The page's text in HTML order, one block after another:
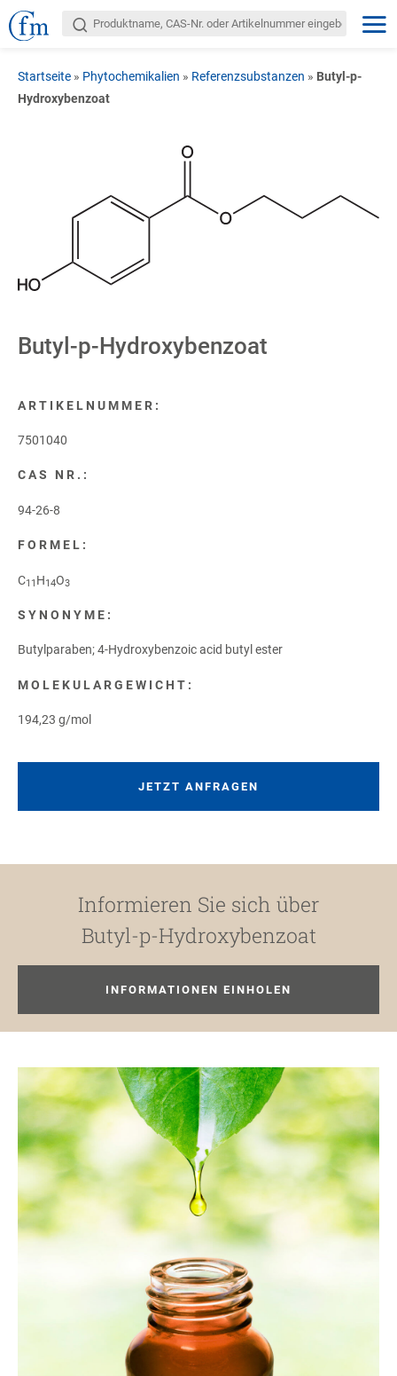
Startseite » Phytochemikalien » Referenzsubstanzen » Butyl-p-
Hydroxybenzoat
Butyl-p-Hydroxybenzoat
ARTIKELNUMMER:
7501040
CAS NR.:
94-26-8
FORMEL:
C11 H14O3
SYNONYME:
Butylparaben; 4-Hydroxybenzoic acid butyl ester
MOLEKULARGEWICHT:
194,23 g/mol
JETZT ANFRAGEN
Informieren Sie sich über
Butyl-p-Hydroxybenzoat
INFORMATIONEN EINHOLEN